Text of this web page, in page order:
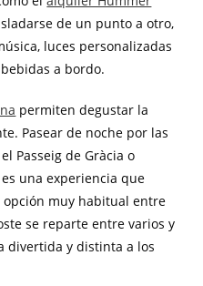
de un punto a otro,
luces personalizadas
a bordo.
permiten degustar la
Pasear de noche por las
Passeig de Gràcia o
una experiencia que
opción muy habitual entre
se reparte entre varios y
divertida y distinta a los